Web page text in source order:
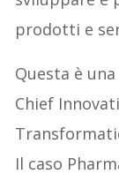
prodotti e
Questa è
Chief
Il caso